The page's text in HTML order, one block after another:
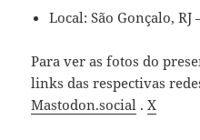
Local: São Gonçalo, RJ
Para ver as fotos do
links das respectivas
Mastodon.social .X